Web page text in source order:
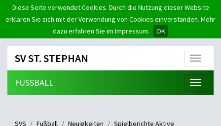
Diese Seite verwendet Cookies. Durch die Nutzung dieser Website
erklären Sie sich mit der Verwendung von Cookies einverstanden. Mehr
dazu erfahren Sie im Impressum.
OK
Menü
SV ST. STEPHAN
Menü
FUSSBALL
SVS Fußball Neuigkeiten Spielberichte Aktive